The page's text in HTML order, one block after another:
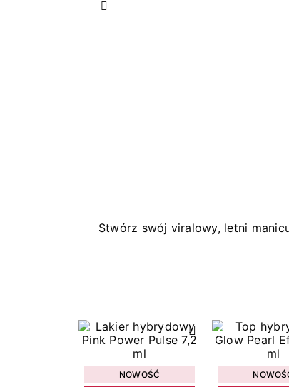
Stwórz swój viralowy, letni
NOWOŚĆ